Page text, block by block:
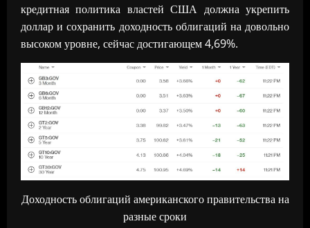
кредитная политика властей США должна укрепить
доллар и сохранить доходность облигаций на довольно
высоком уровне, сейчас достигающем 4,69%.
Доходность облигаций американского правительства на
разные сроки